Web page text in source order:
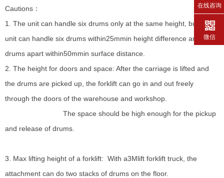
Cautions：
1. The unit can handle six drums only at the same height, but the
unit can handle six drums within25mmin height difference and six
drums apart within50mmin surface distance.
2. The height for doors and space: After the carriage is lifted and
the drums are picked up, the forklift can go in and out freely
through the doors of the warehouse and workshop.
The space should be high enough for the pickup
and release of drums.
3. Max lifting height of a forklift: With a3Mlift forklift truck, the
attachment can do two stacks of drums on the floor.
在线咨询
微信